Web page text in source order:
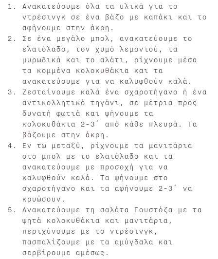
Ανακατεύουμε όλα τα υλικά για το
ντρέσινγκ σε ένα βάζο με καπάκι και το
αφήνουμε στην άκρη.
Σε ένα μεγάλο μπολ, ανακατεύουμε το
ελαιόλαδο, τον χυμό λεμονιού, τα
μυρωδικά και το αλάτι, ρίχνουμε μέσα
τα κομμένα κολοκυθάκια και τα
ανακατεύουμε για να καλυφθούν καλά.
Ζεσταίνουμε καλά ένα σχαροτήγανο ή ένα
αντικολλητικό τηγάνι, σε μέτρια προς
δυνατή φωτιά και ψήνουμε τα
κολοκυθάκια 2-3′ από κάθε πλευρά. Τα
βάζουμε στην άκρη.
Εν τω μεταξύ, ρίχνουμε τα μανιτάρια
στο μπολ με το ελαιόλαδο και τα
ανακατεύουμε με προσοχή για να
καλυφθούν καλά. Τα ψήνουμε στο
σχαροτήγανο και τα αφήνουμε 2-3′ να
κρυώσουν.
Ανακατεύουμε τη σαλάτα Γουστόζα με τα
ψητά κολοκυθάκια και μανιτάρια,
περιχύνουμε με το ντρέσινγκ,
πασπαλίζουμε με τα αμύγδαλα και
σερβίρουμε αμέσως.